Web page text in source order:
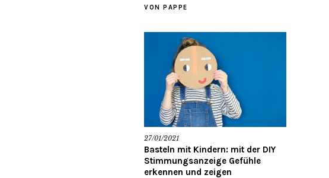
VON PAPPE
27/01/2021
Basteln mit Kindern: mit der DIY
Stimmungsanzeige Gefühle
erkennen und zeigen